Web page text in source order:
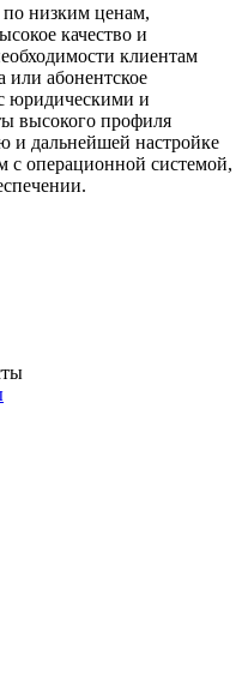
низким ценам,
качество и
клиентам
или абонентское
юридическими и
высокого профиля
и дальнейшей настройке
операционной системой,